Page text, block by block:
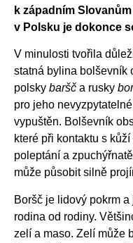
k západním
v Polsku je dokonce
V minulosti tvořila
statná bylina bolševník
polsky baršč a rusky
pro jeho
vypuštěn. Bolševník
které při kontaktu s
poleptání a
může působit silně
Boršč je lidový pokrm
rodina od rodiny.
zelí a maso. Zelí může